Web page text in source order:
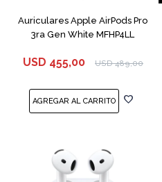
Auriculares Apple AirPods Pro
3ra Gen White MFHP4LL
USD 455,00 USD 489,00